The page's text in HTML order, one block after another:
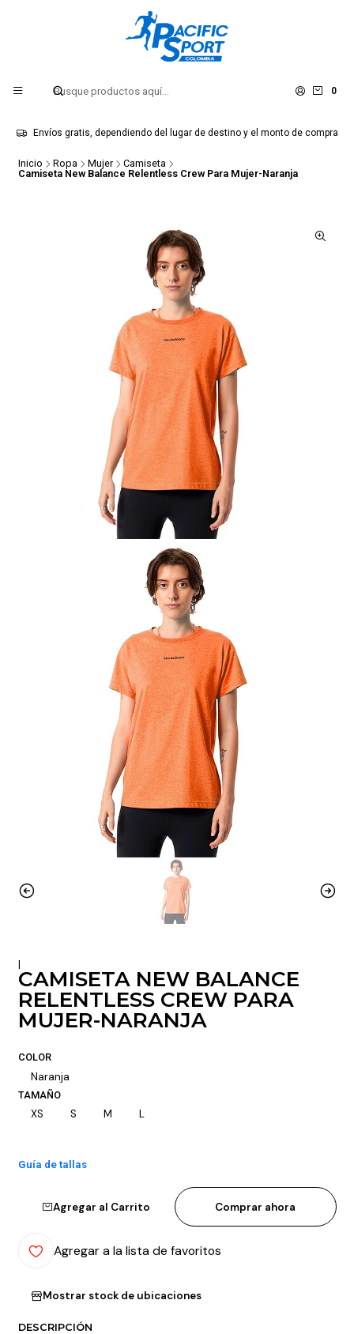
0
Envíos gratis, dependiendo del lugar de destino y el monto de compra
Inicio Ropa Mujer
Camiseta
Camiseta New Balance Relentless Crew Para Mujer-Naranja
|
CAMISETA NEW BALANCE
RELENTLESS CREW PARA
MUJER-NARANJA
COLOR
Naranja
TAMAÑO
XS S M L
Guía de tallas
Agregar al Carrito Comprar ahora
Agregar a la lista de favoritos
Mostrar stock de ubicaciones
DESCRIPCIÓN